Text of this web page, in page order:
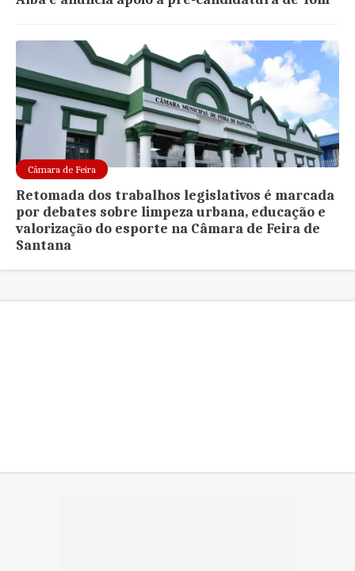
Câmara de Feira
Retomada dos trabalhos legislativos é marcada
por debates sobre limpeza urbana, educação e
valorização do esporte na Câmara de Feira de
Santana